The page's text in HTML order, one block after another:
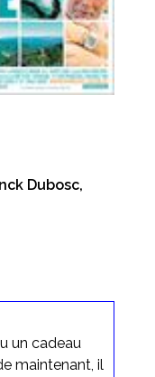
Dubosc,
un cadeau
maintenant, il